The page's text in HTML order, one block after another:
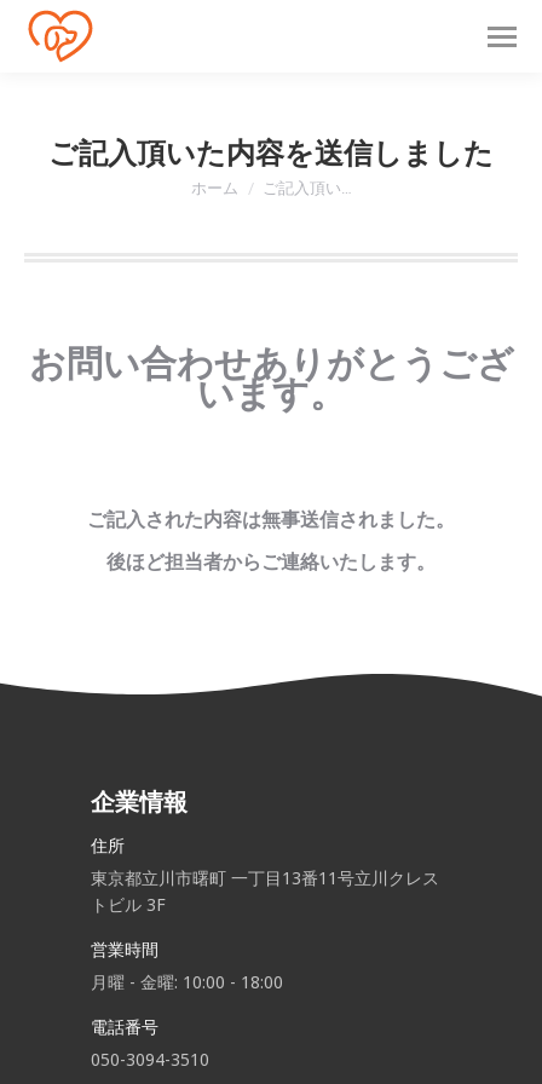
ご記入頂いた内容を送信しました
現在地:
ホーム ご記入頂い…
お問い合わせありがとうござ
います。
ご記入された内容は無事送信されました。
後ほど担当者からご連絡いたします。
企業情報
住所
東京都立川市曙町 一丁目13番11号立川クレス
トビル 3F
営業時間
月曜 - 金曜: 10:00 - 18:00
電話番号
050-3094-3510